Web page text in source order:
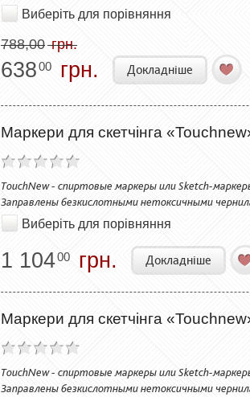
Виберіть для порівняння
788,00грн.
63800 грн. Докладніше
Маркери для скетчінга
TouchNew - спиртовые маркеры или Sketch-
Заправлены безкислотными нетоксичными
Виберіть для порівняння
1 10400 грн. Докладніше
Маркери для скетчінга
TouchNew - спиртовые маркеры или Sketch-
Заправлены безкислотными нетоксичными